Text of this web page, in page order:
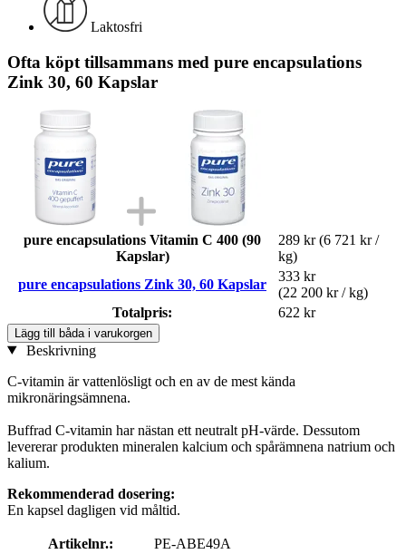
Laktosfri
Ofta köpt tillsammans med pure encapsulations
Zink 30, 60 Kapslar
pure encapsulations Vitamin C 400 (90
Kapslar)
289 kr (6 721 kr /
kg)
pure encapsulations Zink 30, 60 Kapslar
333 kr
(22 200 kr / kg)
Totalpris:
622 kr
Lägg till båda i varukorgen
Beskrivning
C-vitamin är vattenlösligt och en av de mest kända
mikronäringsämnena.
Buffrad C-vitamin har nästan ett neutralt pH-värde. Dessutom
levererar produkten mineralen kalcium och spårämnena natrium och
kalium.
Rekommenderad dosering:
En kapsel dagligen vid måltid.
Artikelnr.:
PE-ABE49A